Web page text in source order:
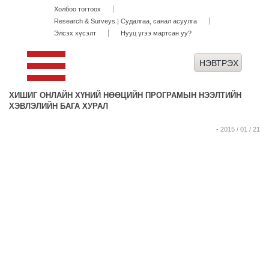
Холбоо тогтоох
Research & Surveys | Судалгаа, санал асуулга
Элсэх хүсэлт
Нууц үгээ мартсан уу?
ХИШИГ ОНЛАЙН ХҮНИЙ НӨӨЦИЙН ПРОГРАМЫН НЭЭЛТИЙН
ХЭВЛЭЛИЙН БАГА ХУРАЛ
- 2015 / 01 / 21